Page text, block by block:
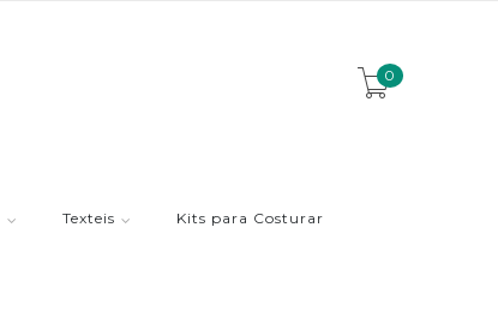
0
Texteis
Kits para Costurar